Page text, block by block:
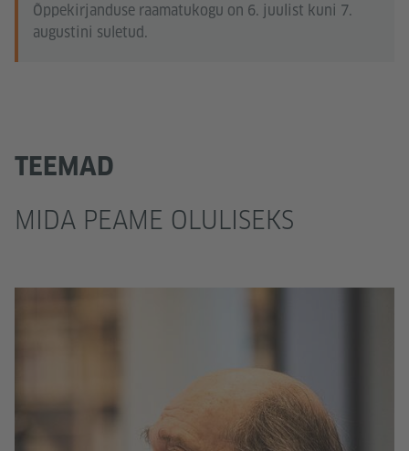
Õppekirjanduse raamatukogu on 6. juulist kuni 7.
augustini suletud.
TEEMAD
MIDA PEAME OLULISEKS